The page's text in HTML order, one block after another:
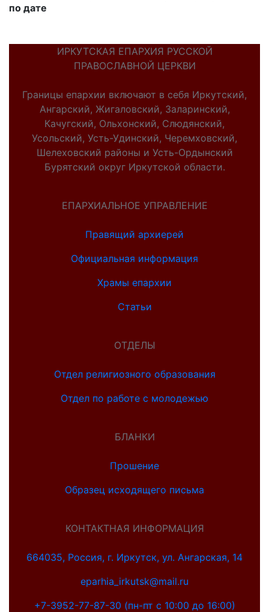
по дате
ИРКУТСКАЯ ЕПАРХИЯ РУССКОЙ
ПРАВОСЛАВНОЙ ЦЕРКВИ
Границы епархии включают в себя Иркутский,
Ангарский, Жигаловский, Заларинский,
Качугский, Ольхонский, Слюдянский,
Усольский, Усть-Удинский, Черемховский,
Шелеховский районы и Усть-Ордынский
Бурятский округ Иркутской области.
ЕПАРХИАЛЬНОЕ УПРАВЛЕНИЕ
Правящий архиерей
Официальная информация
Храмы епархии
Статьи
ОТДЕЛЫ
Отдел религиозного образования
Отдел по работе с молодежью
БЛАНКИ
Прошение
Образец исходящего письма
КОНТАКТНАЯ ИНФОРМАЦИЯ
664035, Россия, г. Иркутск, ул. Ангарская, 14
eparhia_irkutsk@mail.ru
+7-3952-77-87-30 (пн-пт с 10:00 до 16:00)